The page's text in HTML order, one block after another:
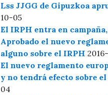
Lss JJGG de Gipuzkoa
10-05
El IRPH entra en
Aprobado el nuevo
alguno sobre el IRPH
El nuevo reglamento
y no tendrá efecto sobre
04